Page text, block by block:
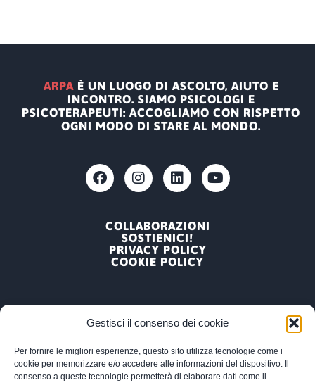
Gestisci il consenso dei cookie
Per fornire le migliori esperienze, questo sito utilizza tecnologie come i
cookie per memorizzare e/o accedere alle informazioni del dispositivo. Il
consenso a queste tecnologie permetterà di elaborare dati come il
ARPAÈ UN LUOGO DI ASCOLTO, AIUTO E
INCONTRO. SIAMO PSICOLOGI E
PSICOTERAPEUTI: ACCOGLIAMO CON RISPETTO
OGNI MODO DI STARE AL MONDO.
COLLABORAZIONI
SOSTIENICI!
PRIVACY POLICY
COOKIE POLICY
ARPA, ASSOCIAZIONE RICERCA PSICOLOGICA
APPLICATA